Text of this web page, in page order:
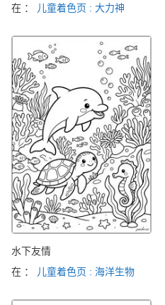
在 ：
儿童着色页 : 大力神
水下友情
在 ：
儿童着色页 : 海洋生物